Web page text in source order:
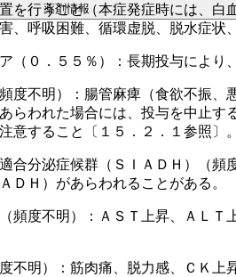
を行うこと（本症発症時には、
、呼吸困難、循環虚脱、脱水症
０．５５％）：長期投与により
不明）：腸管麻痺（食欲不振、
らわれた場合には、投与を中止
意すること〔１５．２．１参照〕。
分泌症候群（ＳＩＡＤＨ）（頻
ＤＨ）があらわれることがある。
度不明）：ＡＳＴ上昇、ＡＬＴ
明）：筋肉痛、脱力感、ＣＫ上
薬剤情報